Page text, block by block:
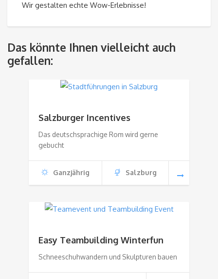
Wir gestalten echte Wow-Erlebnisse!
Das könnte Ihnen vielleicht auch
gefallen:
Salzburger Incentives
Das deutschsprachige Rom wird gerne
gebucht
Ganzjährig Salzburg
Easy Teambuilding Winterfun
Schneeschuhwandern und Skulpturen bauen